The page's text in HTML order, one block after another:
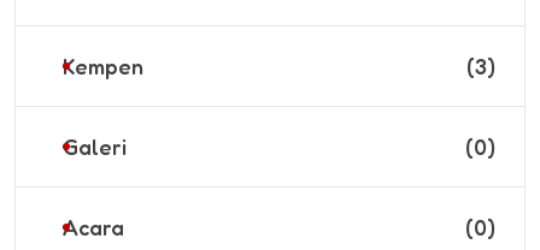
Kempen (3)
Galeri (0)
Acara (0)